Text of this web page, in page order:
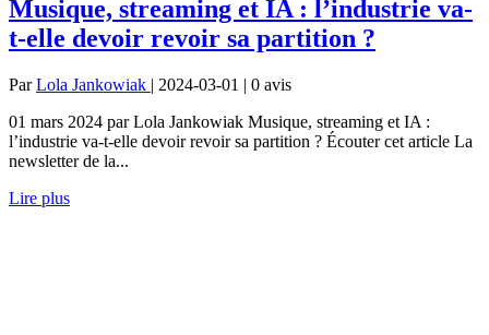
Musique, streaming et IA : l’industrie va-
t-elle devoir revoir sa partition ?
ParLola Jankowiak | 2024-03-01 | 0 avis
01 mars 2024 par Lola Jankowiak Musique, streaming et IA :
l’industrie va-t-elle devoir revoir sa partition ? Écouter cet article La
newsletter de la...
Lire plus